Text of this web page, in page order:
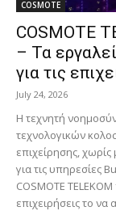
COSMOTE
COSMOTE
– Τα
για τις
July 24, 2026
Η τεχνητή
τεχνολογικών
επιχείρησης,
για τις υπηρεσίες
COSMOTE
επιχειρήσεις το